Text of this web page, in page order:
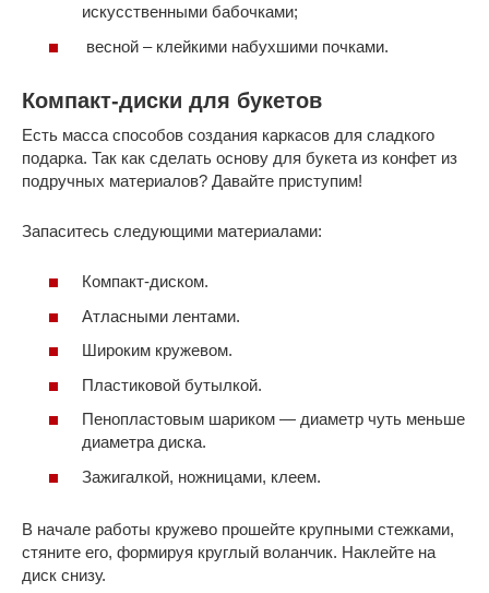
искусственными бабочками;
весной – клейкими набухшими почками.
Компакт-диски для букетов
Есть масса способов создания каркасов для сладкого
подарка. Так как сделать основу для букета из конфет из
подручных материалов? Давайте приступим!
Запаситесь следующими материалами:
Компакт-диском.
Атласными лентами.
Широким кружевом.
Пластиковой бутылкой.
Пенопластовым шариком — диаметр чуть меньше
диаметра диска.
Зажигалкой, ножницами, клеем.
В начале работы кружево прошейте крупными стежками,
стяните его, формируя круглый воланчик. Наклейте на
диск снизу.